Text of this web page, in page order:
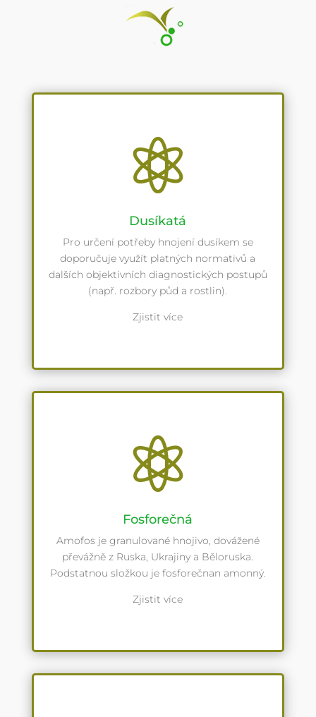

Dusíkatá
Pro určení potřeby hnojení dusíkem se
doporučuje využít platných normativů a
dalších objektivních diagnostických postupů
(např. rozbory půd a rostlin).
Zjistit více

Fosforečná
Amofos je granulované hnojivo, dovážené
převážně z Ruska, Ukrajiny a Běloruska.
Podstatnou složkou je fosforečnan amonný.
Zjistit více